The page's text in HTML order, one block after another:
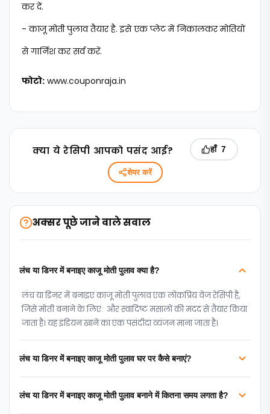
कर दें.
- काजू मोती पुलाव तैयार है. इसे एक प्लेट में निकालकर मोतियों
से गार्निश कर सर्व करें.
फोटो: www.couponraja.in
क्‍या ये रेसिपी आपको पसंद आई? हाँ 7
शेयर करें
अक्सर पूछे जाने वाले सवाल
लंच या डिनर में बनाइए काजू मोती पुलाव क्या है?
लंच या डिनर में बनाइए काजू मोती पुलाव एक लोकप्रिय वेज रेसिपी है,
जिसे मोती बनाने के लिए: और स्वादिष्ट मसालों की मदद से तैयार किया
जाता है। यह इंडियन खाने का एक पसंदीदा व्यंजन माना जाता है।
लंच या डिनर में बनाइए काजू मोती पुलाव घर पर कैसे बनाएं?
लंच या डिनर में बनाइए काजू मोती पुलाव बनाने में कितना समय लगता है?